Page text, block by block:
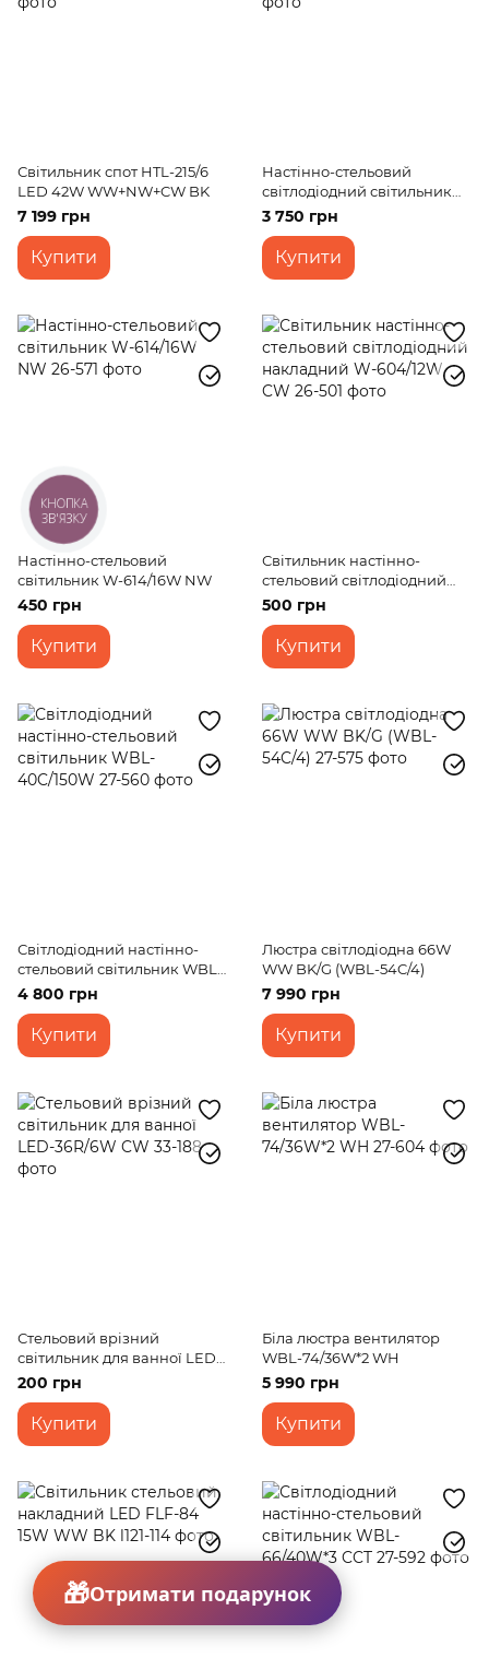
Світильник спот HTL-215/6
LED 42W WW+NW+CW BK
7 199 грн
Купити
Настінно-стельовий
світлодіодний світильник
KL-453С/60W*2
3 750 грн
Купити
Настінно-стельовий
світильник W-614/16W NW
450 грн
Купити
Світильник настінно-
стельовий світлодіодний
накладний W-604/12W CW
500 грн
Купити
Світлодіодний настінно-
стельовий світильник WBL-
40C/150W
4 800 грн
Купити
Люстра світлодіодна 66W
WW BK/G (WBL-54C/4)
7 990 грн
Купити
Стельовий врізний
світильник для ванної LED-
36R/6W CW
200 грн
Купити
Біла люстра вентилятор
WBL-74/36W*2 WH
5 990 грн
Купити
КНОПКА
ЗВ'ЯЗКУ
Отримати подарунок